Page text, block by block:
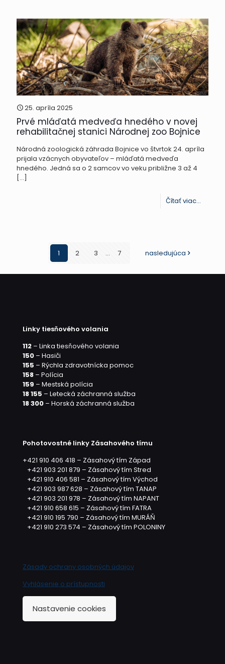
v
klube
detí
v
25. apríla 2025
Prvé mláďatá medveďa hnedého v novej
rehabilitačnej stanici Národnej zoo Bojnice
Národná zoologická záhrada Bojnice vo štvrtok 24. apríla
prijala vzácnych obyvateľov – mláďatá medveďa
hnedého. Jedná sa o 2 samcov vo veku približne 3 až 4
[…]
Čítať viac...
v
1 2 3 ... 7 nasledujúca
Linky tiesňového volania
112 – Linka tiesňového volania
150 – Hasiči
155 – Rýchla zdravotnícka pomoc
158 – Polícia
159 – Mestská polícia
18 155 – Letecká záchranná služba
18 300 – Horská záchranná služba
Pohotovostné linky Zásahového tímu
+421 910 406 418 – Zásahový tím Západ
+421 903 201 879 – Zásahový tím Stred
+421 910 406 581 – Zásahový tím Východ
+421 903 987 628 – Zásahový tím TANAP
+421 903 201 978 – Zásahový tím NAPANT
+421 910 658 615 – Zásahový tím FATRA
+421 910 195 790 – Zásahový tím MURÁŇ
+421 910 273 574 – Zásahový tím POLONINY
Zásady ochrany osobných údajov
Vyhlásenie o prístupnosti
Nastavenie cookies